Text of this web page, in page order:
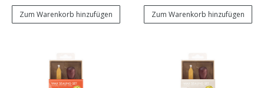
Zum Warenkorb hinzufügen Zum Warenkorb hinzufügen